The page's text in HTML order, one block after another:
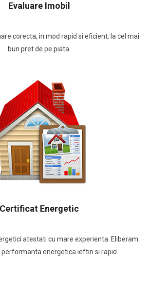
Evaluare Imobil
corecta, in mod rapid si eficient, la cel mai
bun pret de pe piata.
Certificat Energetic
atestati cu mare experienta. Eliberam
energetica ieftin si rapid.